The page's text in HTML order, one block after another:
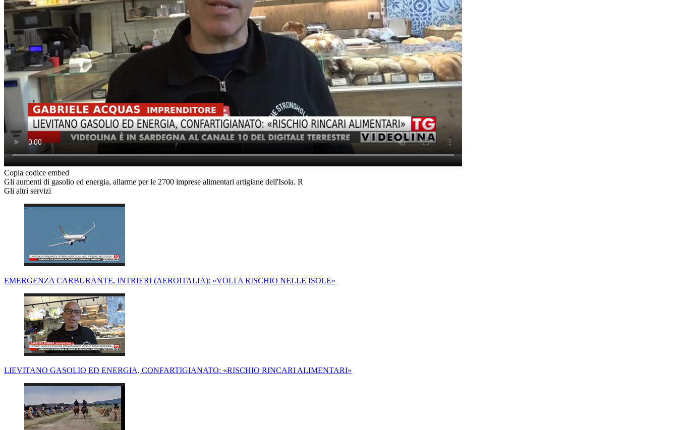
Copia codice embed
Gli aumenti di gasolio ed energia, allarme per le 2700 imprese alimentari artigiane dell'Isola. R
Gli altri servizi
EMERGENZA CARBURANTE, INTRIERI (AEROITALIA): «VOLI A RISCHIO NELLE ISOLE»
LIEVITANO GASOLIO ED ENERGIA, CONFARTIGIANATO: «RISCHIO RINCARI ALIMENTARI»